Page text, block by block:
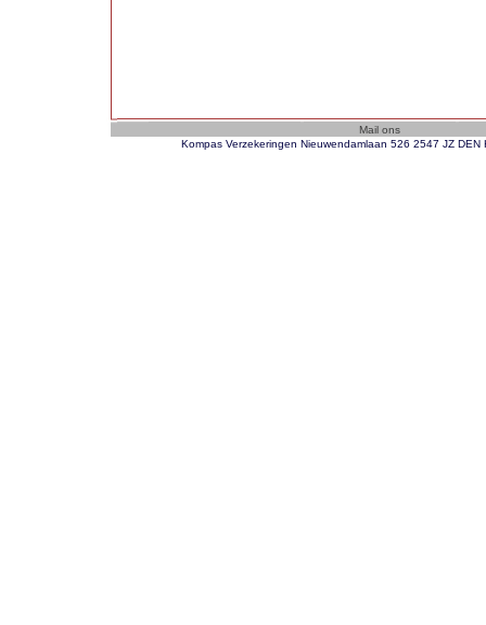
Kompas Verzekeringen Nieuwendamlaan 526 2547 JZ